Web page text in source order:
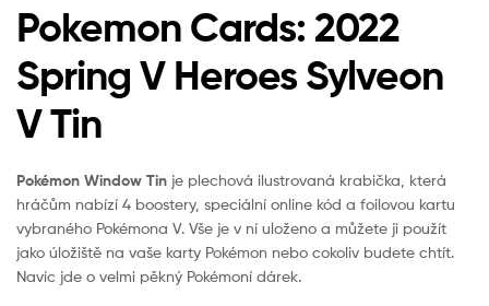
Pokemon Cards: 2022
Spring V Heroes Sylveon
V Tin
Pokémon Window Tin je plechová ilustrovaná krabička, která
hráčům nabízí 4 boostery, speciální online kód a foilovou kartu
vybraného Pokémona V. Vše je v ní uloženo a můžete ji použít
jako úložiště na vaše karty Pokémon nebo cokoliv budete chtít.
Navíc jde o velmi pěkný Pokémoní dárek.